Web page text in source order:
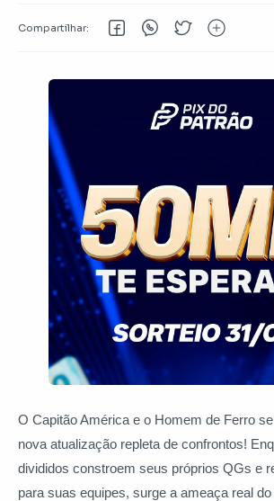
O Capitão América e o Homem de Ferro
nova atualização repleta de confrontos!
divididos constroem seus próprios QGs e
para suas equipes, surge a ameaça real